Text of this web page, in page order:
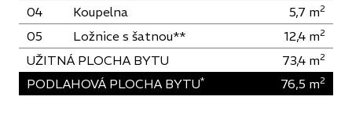
04 Koupelna 5,7 m2
05 Ložnice s šatnou** 12,4 m2
UŽITNÁ PLOCHA BYTU 73,4 m2
PODLAHOVÁ PLOCHA BYTU* 76,5 m2